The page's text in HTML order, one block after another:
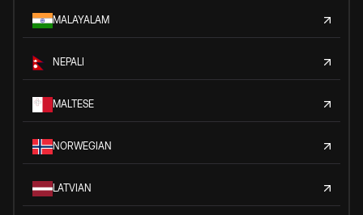
MALAYALAM
NEPALI
MALTESE
NORWEGIAN
LATVIAN